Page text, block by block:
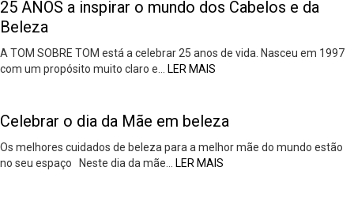
25 ANOS a inspirar o mundo dos Cabelos e da
Beleza
A TOM SOBRE TOM está a celebrar 25 anos de vida. Nasceu em 1997
com um propósito muito claro e…
LER MAIS
Celebrar o dia da Mãe em beleza
Os melhores cuidados de beleza para a melhor mãe do mundo estão
no seu espaço Neste dia da mãe…
LER MAIS